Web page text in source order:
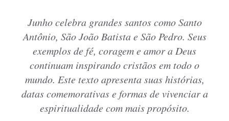
Junho celebra grandes santos como Santo
Antônio, São João Batista e São Pedro. Seus
exemplos de fé, coragem e amor a Deus
continuam inspirando cristãos em todo o
mundo. Este texto apresenta suas histórias,
datas comemorativas e formas de vivenciar a
espiritualidade com mais propósito.